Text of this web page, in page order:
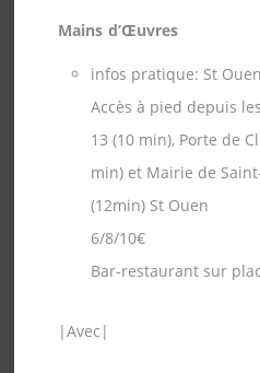
Mains d’Œuvres
infos pratique: St Ouen
Accès à pied depuis
13 (10 min), Porte de
min) et Mairie de
(12min) St Ouen
6/8/10€
Bar-restaurant sur
|Avec|